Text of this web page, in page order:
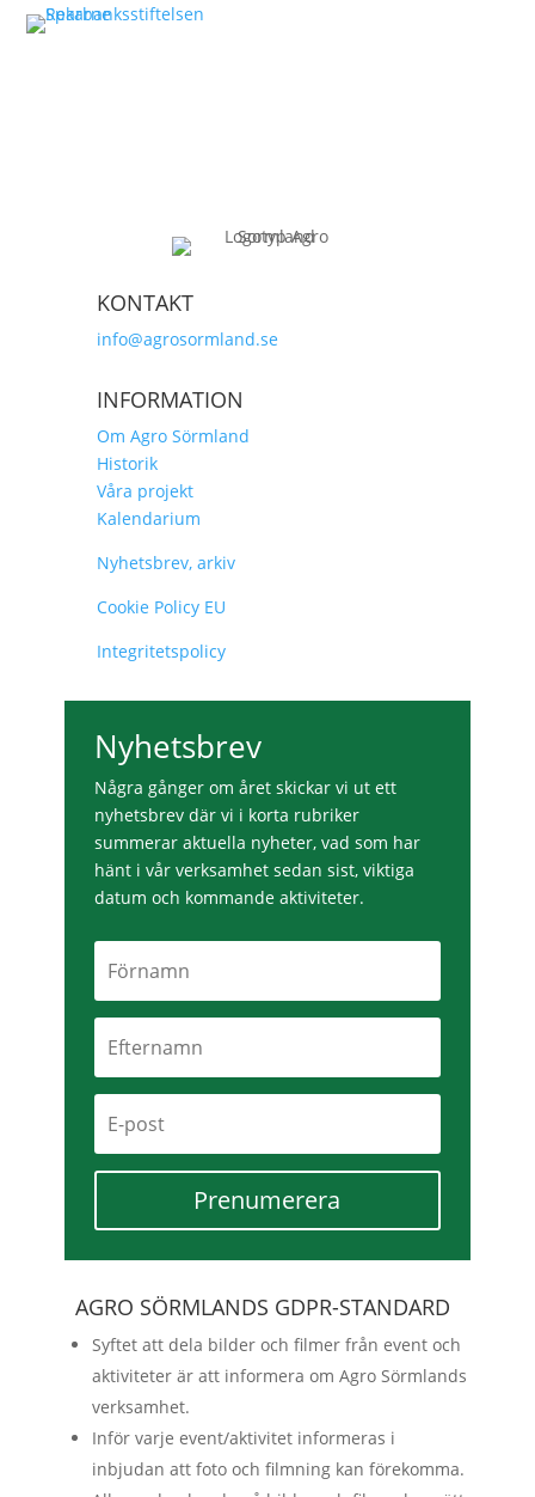
KONTAKT
info@agrosormland.se
INFORMATION
Om Agro Sörmland
Historik
Våra projekt
Kalendarium
Nyhetsbrev, arkiv
Cookie Policy EU
Integritetspolicy
Nyhetsbrev
Några gånger om året skickar vi ut ett
nyhetsbrev där vi i korta rubriker
summerar aktuella nyheter, vad som har
hänt i vår verksamhet sedan sist, viktiga
datum och kommande aktiviteter.
Prenumerera
AGRO SÖRMLANDS GDPR-STANDARD
Syftet att dela bilder och filmer från event och
aktiviteter är att informera om Agro Sörmlands
verksamhet.
Inför varje event/aktivitet informeras i
inbjudan att foto och filmning kan förekomma.